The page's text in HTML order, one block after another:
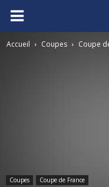
FCGB.net
Accueil Coupes Coupe
Coupes Coupe de France